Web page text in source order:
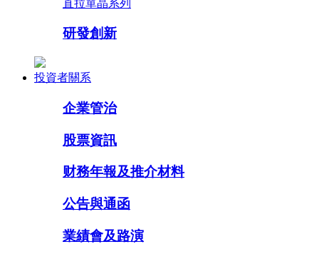
直拉單晶系列
研發創新
投資者關系
企業管治
股票資訊
财務年報及推介材料
公告與通函
業績會及路演